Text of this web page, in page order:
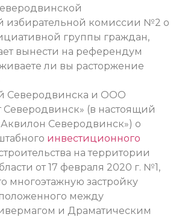
избирательной комиссии №2 о
группы граждан,
вынести на референдум
ли вы расторжение
Северодвинска и ООО
Северодвинск» (в настоящий
Северодвинск») о
инвестиционного
на территории
от 17 февраля 2020 г. №1,
многоэтажную застройку
между
и Драматическим